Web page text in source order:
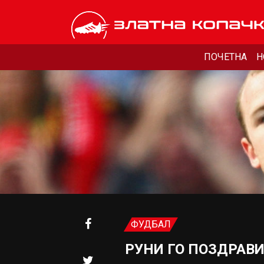
ПОЧЕТНА
ФУДБАЛ
РУНИ ГО